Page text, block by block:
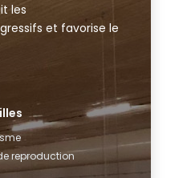
les
et favorise le
reproduction